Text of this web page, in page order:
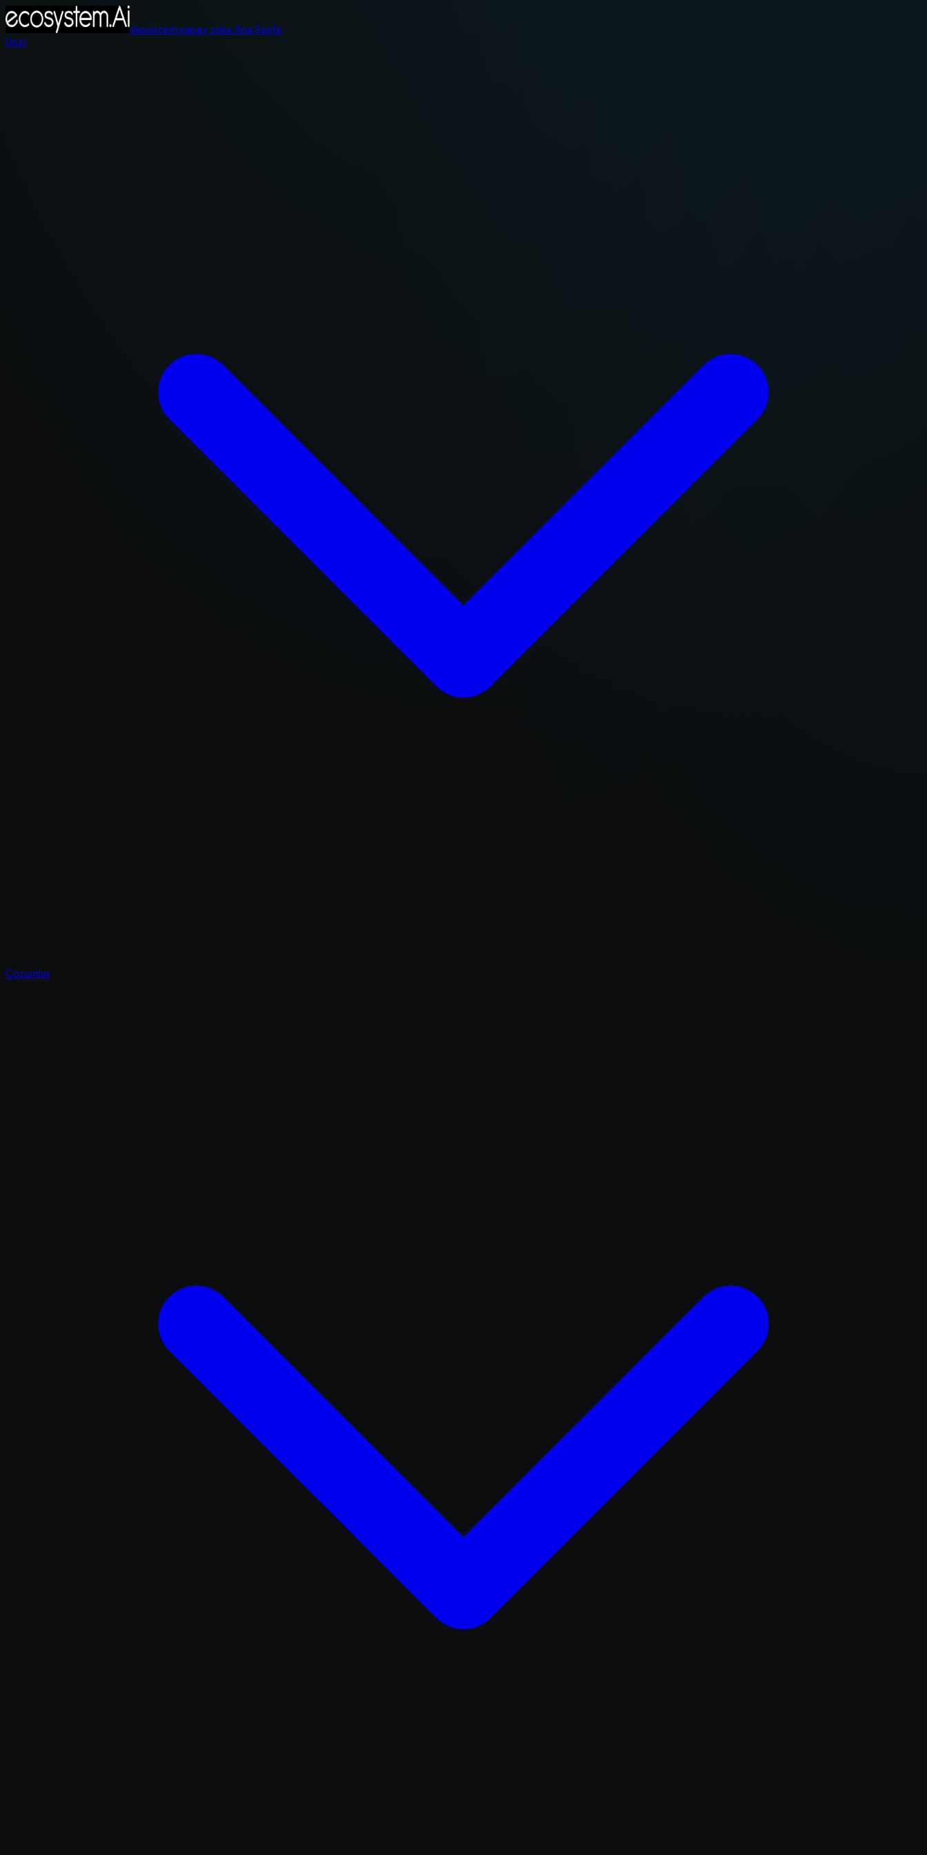
ekosistem.yapay zeka Ana Sayfa
Ürün
Çözümler